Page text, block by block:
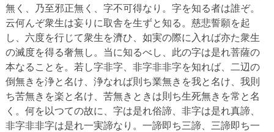
無く、乃至邪正無く、字不可得なり。字を知る者は誰ぞ。
云何んぞ衆生は妄りに取舎を生ずと知る。慈悲誓願を起
し、六度を行じて衆生を濟ひ、如実の際に入れば亦た衆生
の滅度を得る奢無し。当に知るべし、此の字は是れ菩薩の
本なることを。若し字非字、非字非非字を知れば、二辺の
倒無きを浄と名け、浄なれば則ち業無きを我と名け、我則
ち苦無きを楽と名け、苦無きときは則ち生死無きを常と名
く。何を以つての故に、字は是れ俗諦、非字は是れ真諦、
非字非非字は是れ一実諦なり。一諦即ち三諦、三諦即ち一